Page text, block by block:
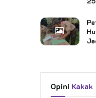
07-088 Universitas
Ruzain MSi, Ketua
kak Siswanto MPd, Purna
Unri dan undangan lainnya.
Opini Kakak